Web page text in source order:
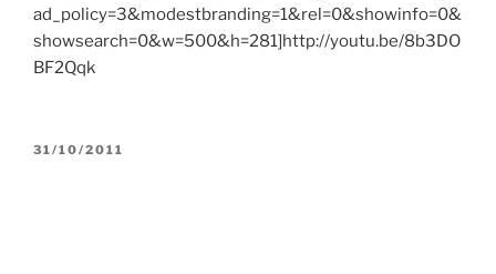
ad_policy=3&modestbranding=1&rel=0&showinfo=0&
showsearch=0&w=500&h=281]http://youtu.be/8b3DO
BF2Qqk
YAYIM
31/10/2011